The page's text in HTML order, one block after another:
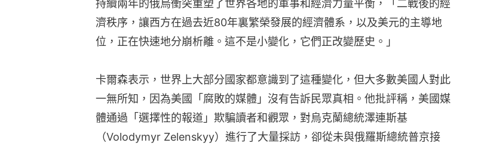
持續兩年的俄烏衝突重塑了世界各地的軍事和經濟力量平衡，「二戰後的經
濟秩序，讓西方在過去近80年裏繁榮發展的經濟體系，以及美元的主導地
位，正在快速地分崩析離。這不是小變化，它們正改變歷史。」
卡爾森表示，世界上大部分國家都意識到了這種變化，但大多數美國人對此
一無所知，因為美國「腐敗的媒體」沒有告訴民眾真相。他批評稱，美國媒
體通過「選擇性的報道」欺騙讀者和觀眾，對烏克蘭總統澤連斯基
（Volodymyr Zelenskyy）進行了大量採訪，卻從未與俄羅斯總統普京接